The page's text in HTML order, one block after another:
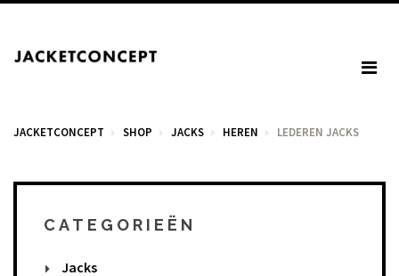
JACKETCONCEPT SHOP JACKS HEREN LEDEREN JACKS
WINKELWAGEN
CATEGORIEËN
Jacks